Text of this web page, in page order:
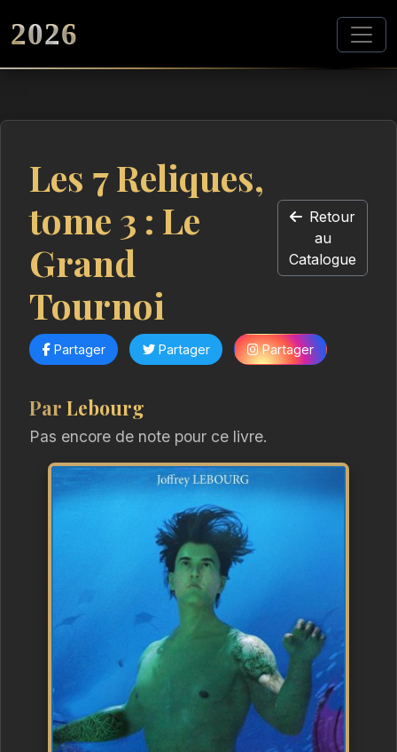
2026
Les 7 Reliques,
tome 3 : Le
Grand
Tournoi
Retour
au
Catalogue
Partager Partager Partager
Par Lebourg
Pas encore de note pour ce livre.